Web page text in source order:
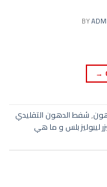
→
,شفط الدهون التقليدي
ليبوليز بلس و ما هي